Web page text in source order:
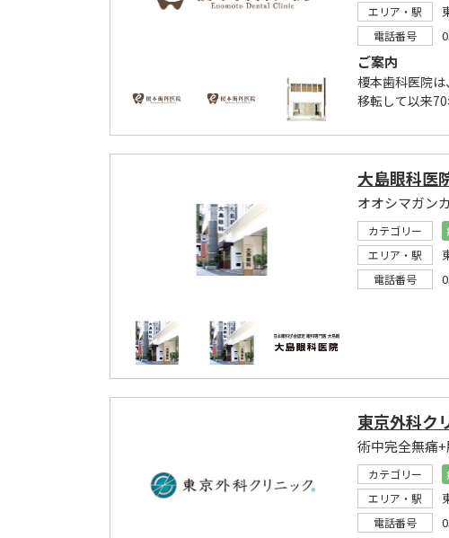
エリア・駅
電話番号
ご案内
榎本歯科医院
移転して以来
大島眼科医
オオシマガン
カテゴリー
エリア・駅
電話番号
東京外科ク
カテゴリー
エリア・駅
電話番号